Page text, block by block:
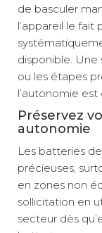
de basculer
l’appareil le fait
disponible. Une
ou les étapes
l’autonomie est
Préservez
autonomie
Les batteries
précieuses,
en zones non
sollicitation en
secteur dès